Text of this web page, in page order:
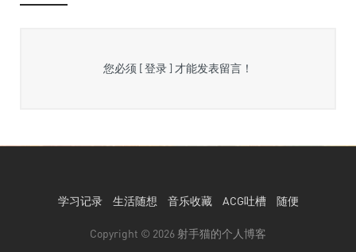
您必须 [ 登录 ] 才能发表留言！
学习记录 生活随想 音乐收藏 ACG吐槽 随便
Copyright © 2026射手猫的个人博客